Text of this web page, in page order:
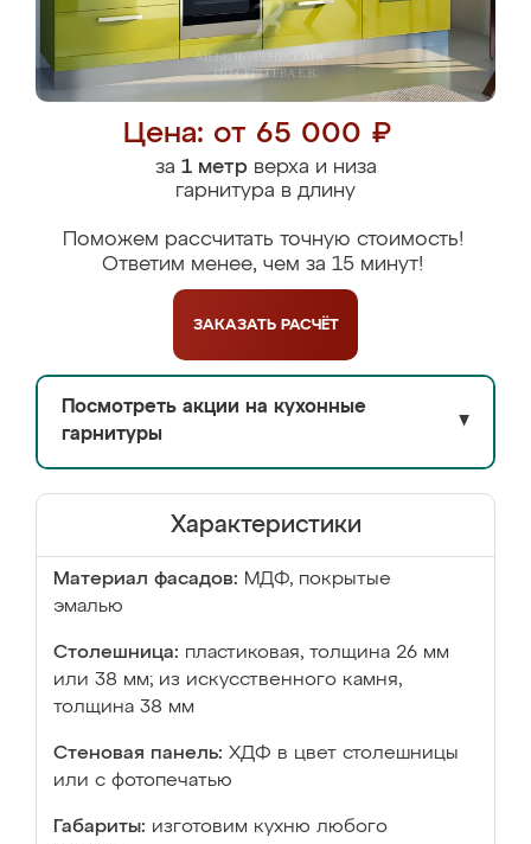
Цена: от 65 000 ₽
за 1 метрверха и низа
гарнитура в длину
Поможем рассчитать точную стоимость!
Ответим менее, чем за 15 минут!
ЗАКАЗАТЬ РАСЧЁТ
Посмотреть акции на кухонные
гарнитуры
▼
Характеристики
Материал фасадов: МДФ, покрытые
эмалью
Столешница: пластиковая, толщина 26 мм
или 38 мм; из искусственного камня,
толщина 38 мм
Стеновая панель: ХДФ в цвет столешницы
или с фотопечатью
Габариты: изготовим кухню любого